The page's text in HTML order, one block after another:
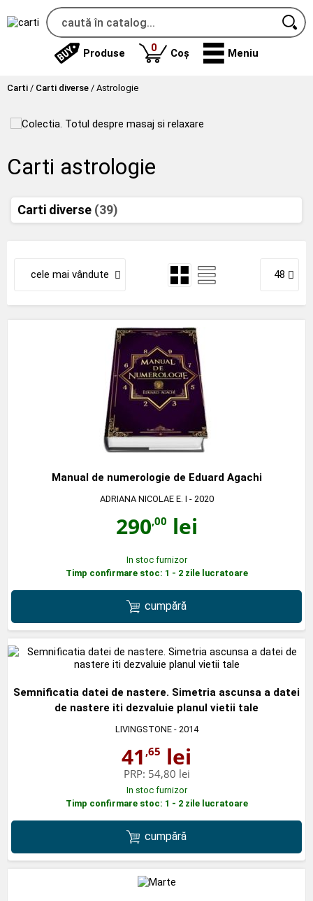
Produse 0produse
Coș Meniu
Carti / Carti diverse / Astrologie
Carti astrologie
Carti diverse (39)
cele mai vândute 48
Manual de numerologie de Eduard Agachi
ADRIANA NICOLAE E. I - 2020
290,00 lei
In stoc furnizor
Timp confirmare stoc: 1 - 2 zile lucratoare
cumpără
Semnificatia datei de nastere. Simetria ascunsa a datei
de nastere iti dezvaluie planul vietii tale
LIVINGSTONE- 2014
41 ,65 lei
PRP: 54,80 lei
In stoc furnizor
Timp confirmare stoc: 1 - 2 zile lucratoare
cumpără